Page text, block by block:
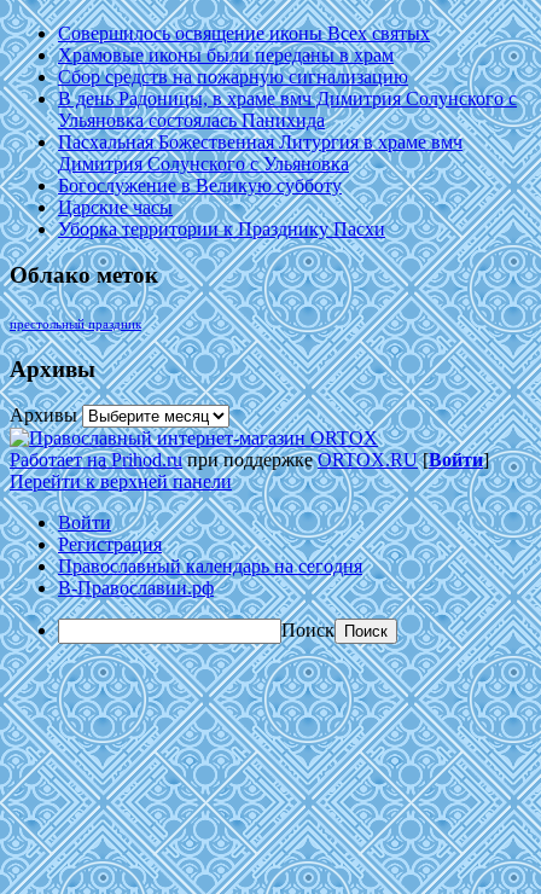
Совершилось освящение иконы Всех святых
Храмовые иконы были переданы в храм
Сбор средств на пожарную сигнализацию
В день Радоницы, в храме вмч Димитрия Солунского с
Ульяновка состоялась Панихида
Пасхальная Божественная Литургия в храме вмч
Димитрия Солунского с Ульяновка
Богослужение в Великую субботу
Царские часы
Уборка территории к Празднику Пасхи
Облако меток
престольный праздник
Архивы
Архивы
Работает на Prihod.ruпри поддержкеORTOX.RU[Войти]
Перейти к верхней панели
Войти
Регистрация
Православный календарь на сегодня
В-Православии.рф
Поиск